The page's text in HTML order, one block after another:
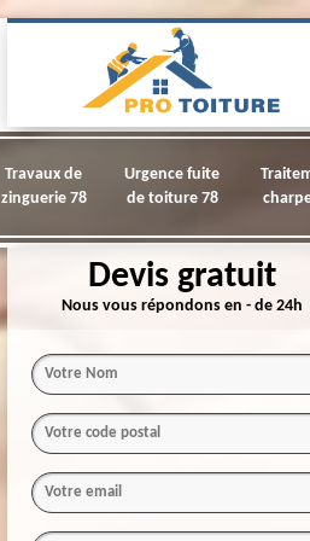
Travaux de
zinguerie 78
Urgence fuite
de toiture 78
Devis gratuit
Nous vous répondons en - de 24h